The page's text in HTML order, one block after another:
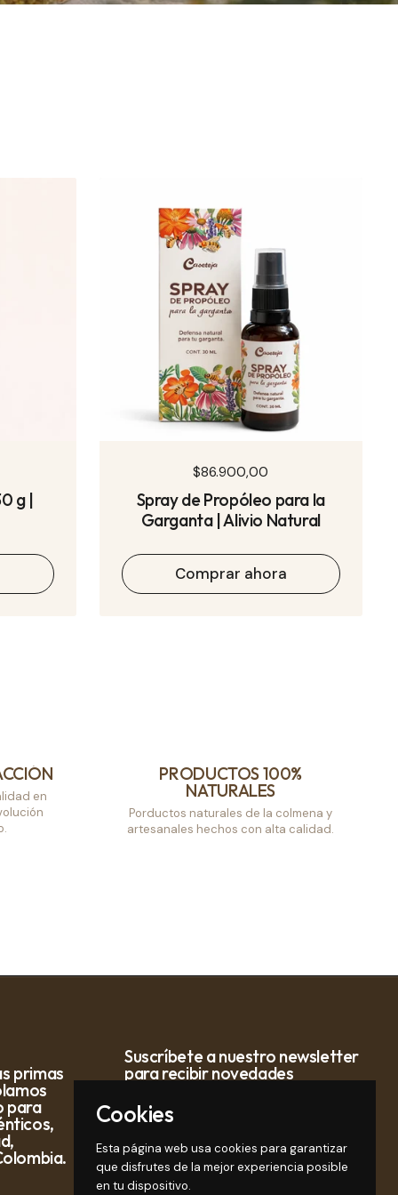
g |
Precio normal
$86.900,00
Spray de Propóleo para la
Garganta | Alivio Natural
Comprar ahora
en
PRODUCTOS 100%
NATURALES
Porductos naturales de la colmena y
artesanales hechos con alta calidad.
primas
para
Suscríbete a nuestro newsletter
para recibir novedades
Cookies
Esta página web usa cookies para garantizar
que disfrutes de la mejor experiencia posible
en tu dispositivo.